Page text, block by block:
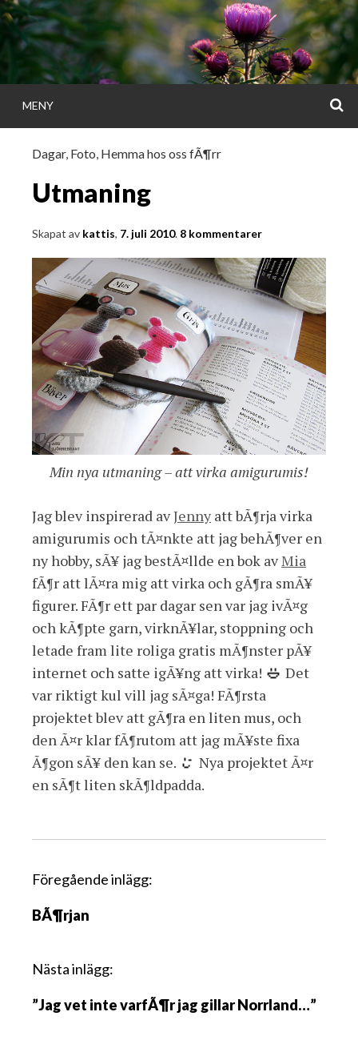
Gå
direkt
till
innehållet
MENY
Dagar, Foto, Hemma hos oss fÃ¶rr
Utmaning
Skapat av kattis, 7. juli 2010. 8 kommentarer
Min nya utmaning – att virka amigurumis!
Jag blev inspirerad avJennyatt bÃ¶rja virka
amigurumis och tÃ¤nkte att jag behÃ¶ver en
ny hobby, sÃ¥ jag bestÃ¤llde en bok avMia
fÃ¶r att lÃ¤ra mig att virka och gÃ¶ra smÃ¥
figurer. FÃ¶r ett par dagar sen var jag ivÃ¤g
och kÃ¶pte garn, virknÃ¥lar, stoppning och
letade fram lite roliga gratis mÃ¶nster pÃ¥
internet och satte igÃ¥ng att virka!
Det
var riktigt kul vill jag sÃ¤ga! FÃ¶rsta
projektet blev att gÃ¶ra en liten mus, och
den Ã¤r klar fÃ¶rutom att jag mÃ¥ste fixa
Ã¶gon sÃ¥ den kan se.
Nya projektet Ã¤r
en sÃ¶t liten skÃ¶ldpadda.
I
l
g
s
Föregående inlägg:
BÃ¶rjan
Nästa inlägg:
”Jag vet inte varfÃ¶r jag gillar Norrland…”